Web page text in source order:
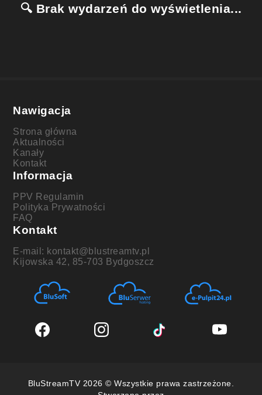
🔍 Brak wydarzeń do wyświetlenia...
Nawigacja
Strona główna
Aktualności
Kanały
Kontakt
Informacja
PPV Regulamin
Polityka Prywatności
FAQ
Kontakt
E-mail: kontakt@blustreamtv.pl
Kijowska 42, 85-703 Bydgoszcz
BluStreamTV 2026 © Wszystkie prawa zastrzeżone.